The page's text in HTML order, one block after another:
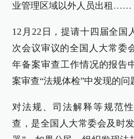
业管理区域以外人员出租……
12月22日，提请十四届全国
次会议审议的全国人大常委
年备案审查工作情况的报告
案审查“法规体检”中发现的问
对法规、司法解释等规范
查，是全国人大常委会及时